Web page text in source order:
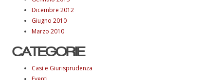
Dicembre 2012
Giugno 2010
Marzo 2010
CATEGORIE
Casi e Giurisprudenza